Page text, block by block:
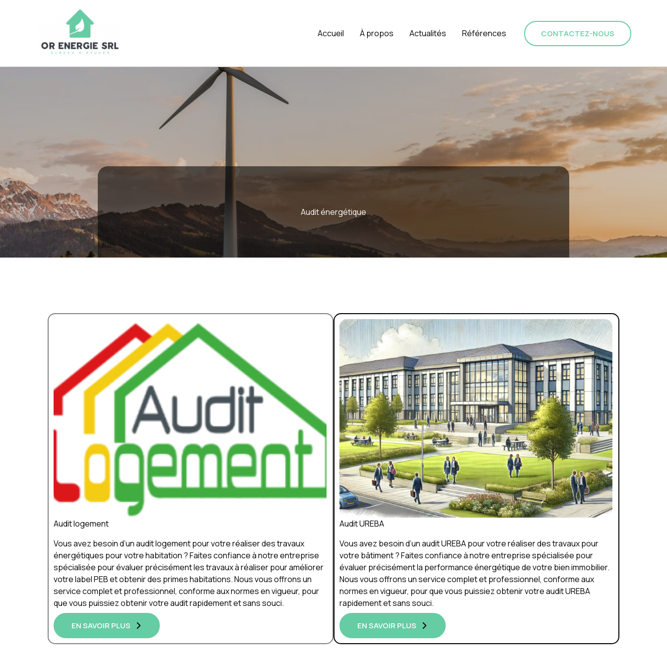
Accueil À propos Actualités Références CONTACTEZ-NOUS
Audit énergétique
Audit logement
Vous avez besoin d’un audit logement pour votre réaliser des travaux
énergétiques pour votre habitation ? Faites confiance à notre entreprise
spécialisée pour évaluer précisément les travaux à réaliser pour améliorer
votre label PEB et obtenir des primes habitations. Nous vous offrons un
service complet et professionnel, conforme aux normes en vigueur, pour
que vous puissiez obtenir votre audit rapidement et sans souci.
EN SAVOIR PLUS
Audit UREBA
Vous avez besoin d’un audit UREBA pour votre réaliser des travaux pour
votre bâtiment ? Faites confiance à notre entreprise spécialisée pour
évaluer précisément la performance énergétique de votre bien immobilier.
Nous vous offrons un service complet et professionnel, conforme aux
normes en vigueur, pour que vous puissiez obtenir votre audit UREBA
rapidement et sans souci.
EN SAVOIR PLUS